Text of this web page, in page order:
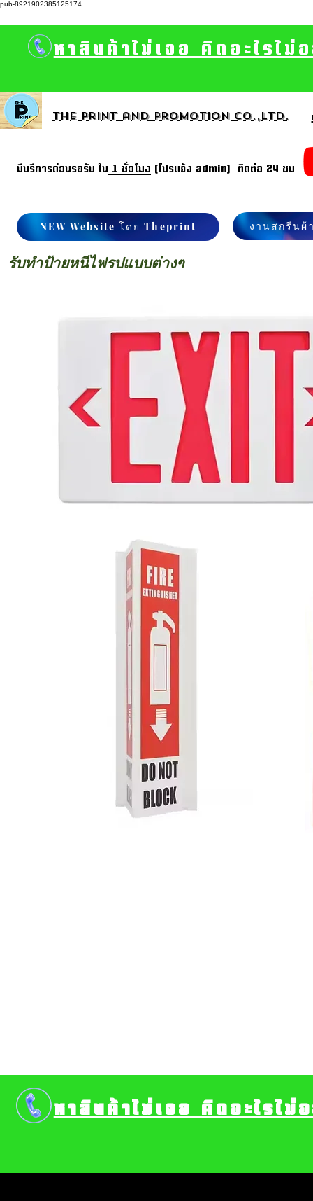
pub-8921902385125174
หาสินค้าไม่เจอ คิดอะไรไ
The print and promotion CO.,Ltd.
มีบรีการด่วนรอรับ ใน 1 ชั่วโมง (โปรแจ้ง admin) ติดต่อ 24 ชม
NEW Website โดย Theprint งานสกรีนผ้
รับทำป้ายหนีไฟรูปแบบต่างๆ
หาสินค้าไม่เจอ คิดอะไรไ